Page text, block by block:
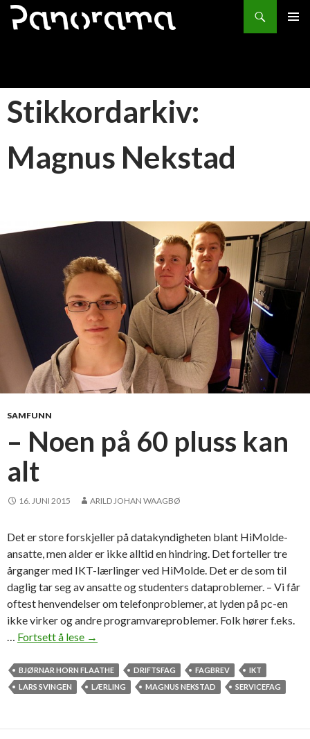
Søk
HOPP
Stikkordarkiv:
Magnus Nekstad
SAMFUNN
– Noen på 60 pluss kan
alt
16. JUNI 2015 ARILD JOHAN WAAGBØ
Det er store forskjeller på datakyndigheten blant HiMolde-
ansatte, men alder er ikke alltid en hindring. Det forteller tre
årganger med IKT-lærlinger ved HiMolde. Det er de som til
daglig tar seg av ansatte og studenters dataproblemer. – Vi får
oftest henvendelser om telefonproblemer, at lyden på pc-en
ikke virker og andre programvareproblemer. Folk hører f.eks.
… Fortsett å lese –
o
e
→
BJØRNAR HORN FLAATHE DRIFTSFAG FAGBREV
IKT
LARS SVINGEN
LÆRLING MAGNUS NEKSTAD SERVICEFAG